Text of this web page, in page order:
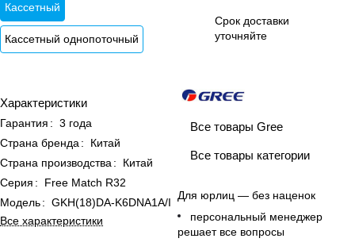
Кассетный
Кассетный однопоточный
Характеристики
Гарантия : 3 года
Страна бренда :
Китай
Страна производства :
Китай
Серия :
Free Match R32
Модель: GKH(18)DA-K6DNA1A/I
Все характеристики
Срок доставки
уточняйте
Все товары Gree
Все товары категории
Для юрлиц — без наценок
персональный менеджер
решает все вопросы